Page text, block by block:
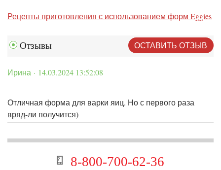
Рецепты приготовления с использованием форм Eggies
Отзывы ОСТАВИТЬ ОТЗЫВ
Ирина · 14.03.2024 13:52:08
Отличная форма для варки яиц. Но с первого раза
вряд-ли получится)
8-800-700-62-36